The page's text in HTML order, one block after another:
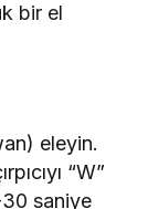
bir el
eleyin.
“W”
saniye